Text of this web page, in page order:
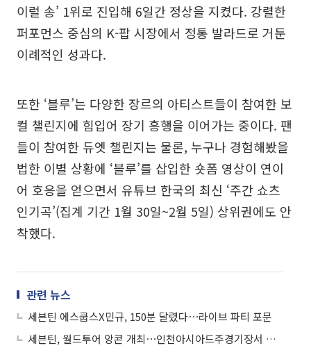
이럴 송’ 1위로 진입해 6일간 정상을 지켰다. 강렬한
퍼포먼스 중심의 K-팝 시장에서 정통 발라드로 거둔
이례적인 성과다.
또한 ‘블루’는 다양한 장르의 아티스트들이 참여한 보
컬 챌린지에 힘입어 장기 흥행을 이어가는 중이다. 팬
들이 참여한 듀엣 챌린지는 물론, 누구나 경험해봤을
법한 이별 상황에 ‘블루’를 삽입한 숏폼 영상이 연이
어 호응을 얻으면서 유튜브 한국의 최신 ‘주간 쇼츠
인기곡’(집계 기간 1월 30일~2월 5일) 상위권에도 안
착했다.
관련 뉴스
세븐틴 에스쿱스X민규, 150분 달렸다⋯라이브 파티 포문
세븐틴, 월드투어 앙콘 개최⋯인천아시아드주경기장서 피날레